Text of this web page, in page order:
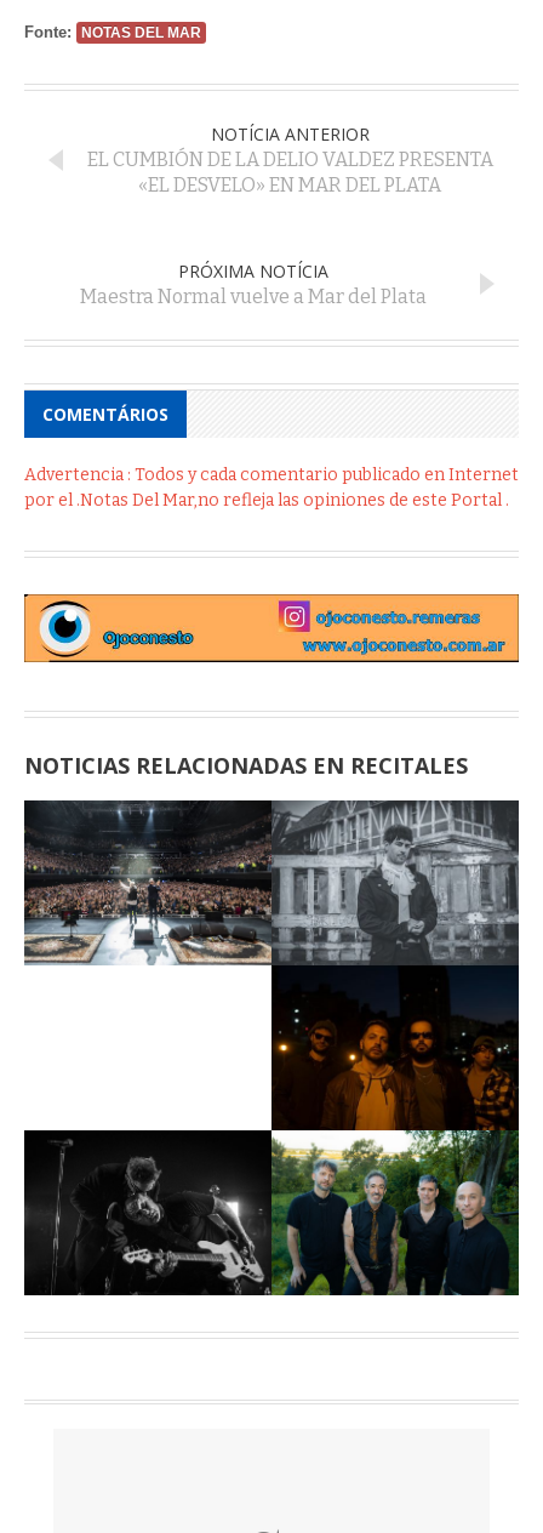
Fonte: NOTAS DEL MAR
NOTÍCIA ANTERIOR
EL CUMBIÓN DE LA DELIO VALDEZ PRESENTA
«EL DESVELO» EN MAR DEL PLATA
PRÓXIMA NOTÍCIA
Maestra Normal vuelve a Mar del Plata
COMENTÁRIOS
Advertencia : Todos y cada comentario publicado en Internet
por el .Notas Del Mar,no refleja las opiniones de este Portal .
NOTICIAS RELACIONADAS EN RECITALES